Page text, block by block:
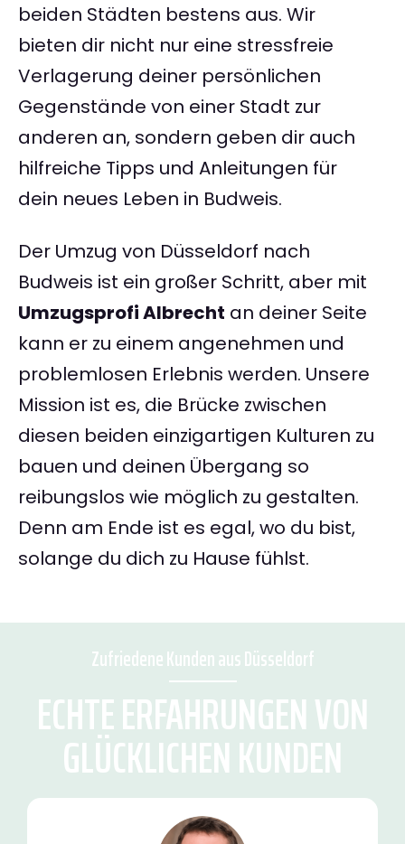
beiden Städten bestens aus. Wir
bieten dir nicht nur eine stressfreie
Verlagerung deiner persönlichen
Gegenstände von einer Stadt zur
anderen an, sondern geben dir auch
hilfreiche Tipps und Anleitungen für
dein neues Leben in Budweis.
Der Umzug von Düsseldorf nach
Budweis ist ein großer Schritt, aber mit
Umzugsprofi Albrecht an deiner Seite
kann er zu einem angenehmen und
problemlosen Erlebnis werden. Unsere
Mission ist es, die Brücke zwischen
diesen beiden einzigartigen Kulturen zu
bauen und deinen Übergang so
reibungslos wie möglich zu gestalten.
Denn am Ende ist es egal, wo du bist,
solange du dich zu Hause fühlst.
Zufriedene Kunden aus Düsseldorf
ECHTE ERFAHRUNGEN VON
GLÜCKLICHEN KUNDEN